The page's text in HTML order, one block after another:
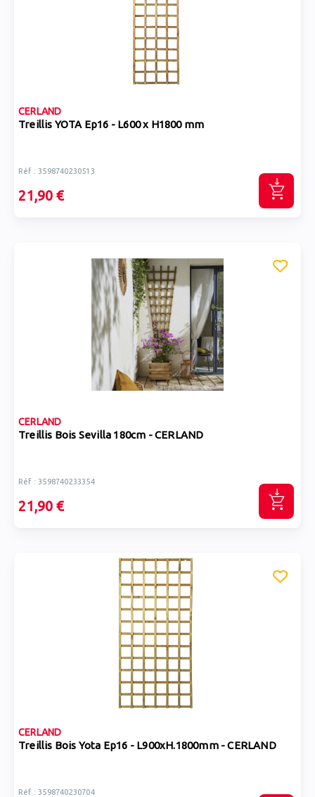
CERLAND
Treillis YOTA Ep16 - L600 x H1800 mm
Réf : 3598740230513
21,90 €
CERLAND
Treillis Bois Sevilla 180cm - CERLAND
Réf : 3598740233354
21,90 €
CERLAND
Treillis Bois Yota Ep16 - L900xH.1800mm - CERLAND
Réf : 3598740230704